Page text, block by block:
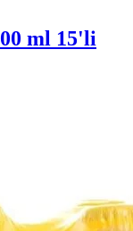
ml 15'li